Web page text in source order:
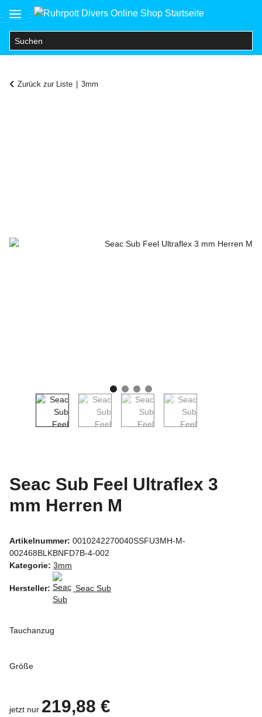
Zurück zur Liste 3mm
Seac Sub Feel Ultraflex 3
mm Herren M
Artikelnummer: 0010242270040SSFU3MH-M-
002468BLKBNFD7B-4-002
Kategorie: 3mm
Hersteller: Seac Sub
Tauchanzug
Größe
jetzt nur 219,88 €